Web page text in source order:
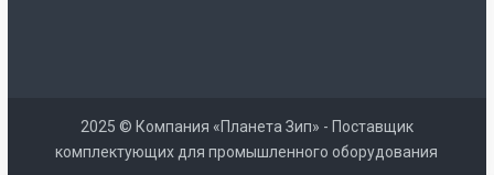
2025 © Компания «Планета Зип» - Поставщик
комплектующих для промышленного оборудования